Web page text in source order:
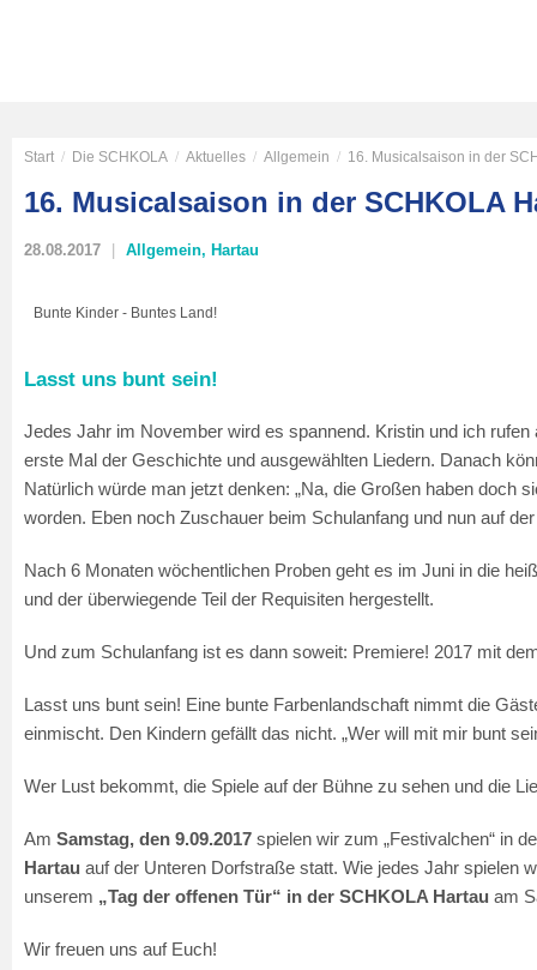
Start / Die SCHKOLA / Aktuelles / Allgemein / 16. Musicalsaison in der
16. Musicalsaison in der SCHKOLA
28.08.2017 Allgemein, Hartau
Bunte Kinder - Buntes Land!
Lasst uns bunt sein!
Jedes Jahr im November wird es spannend. Kristin und ich
erste Mal der Geschichte und ausgewählten Liedern. Danach
Natürlich würde man jetzt denken: „Na, die Großen haben doch
worden. Eben noch Zuschauer beim Schulanfang und nun auf
Nach 6 Monaten wöchentlichen Proben geht es im Juni in die
und der überwiegende Teil der Requisiten hergestellt.
Und zum Schulanfang ist es dann soweit: Premiere! 2017 mit
Lasst uns bunt sein! Eine bunte Farbenlandschaft nimmt die
einmischt. Den Kindern gefällt das nicht. „Wer will mit mir bunt
Wer Lust bekommt, die Spiele auf der Bühne zu sehen und die
Am Samstag, den 9.09.2017 spielen wir zum „Festivalchen“ in
Hartau auf der Unteren Dorfstraße statt. Wie jedes Jahr spielen
unserem „Tag der offenen Tür“ in der SCHKOLA Hartau am
Wir freuen uns auf Euch!